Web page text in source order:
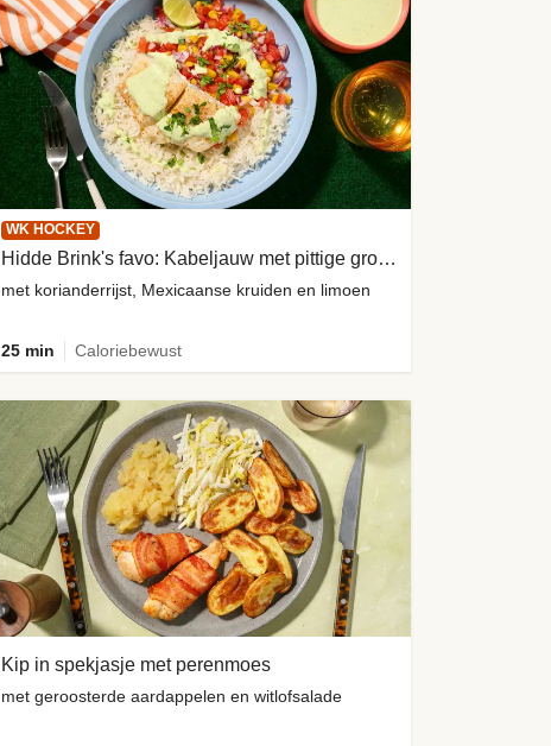
WK HOCKEY
Hidde Brink's favo: Kabeljauw met pittige groene yoghurtsaus
met korianderrijst, Mexicaanse kruiden en limoen
25 min Caloriebewust
Kip in spekjasje met perenmoes
met geroosterde aardappelen en witlofsalade